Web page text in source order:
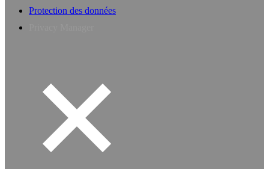
Protection des données